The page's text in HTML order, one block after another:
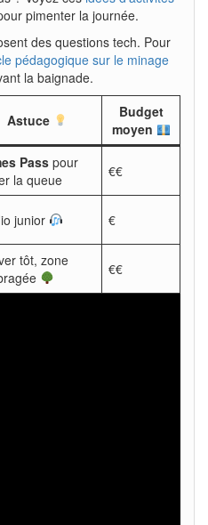
pimenter la journée.
des questions tech. Pour
pédagogique sur le minage
la baignade.
Astuce
Budget
moyen
Pass pour
la queue
€€
junior €
tôt, zone
€€